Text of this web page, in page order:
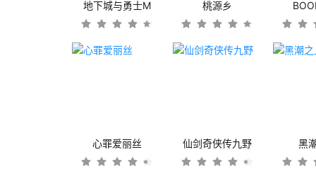
地下城与勇士M 桃源乡
心罪爱丽丝 仙剑奇侠传九野 黑